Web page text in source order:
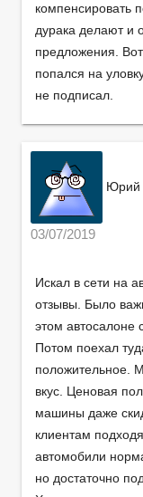
компенсировать
дурака делают и
предложения. Вот
попался на
не подписал.
Юрий
03/07/2019
Искал в сети на
отзывы. Было
этом автосалоне
Потом поехал
положительное.
вкус. Ценовая
машины даже
клиентам
автомобили
но достаточно